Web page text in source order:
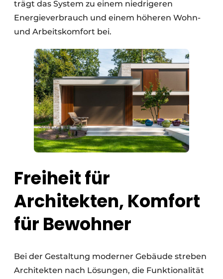
trägt das System zu einem niedrigeren
Energieverbrauch und einem höheren Wohn-
und Arbeitskomfort bei.
Freiheit für
Architekten, Komfort
für Bewohner
Bei der Gestaltung moderner Gebäude streben
Architekten nach Lösungen, die Funktionalität